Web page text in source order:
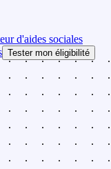
d'aides sociales
Tester mon éligibilité